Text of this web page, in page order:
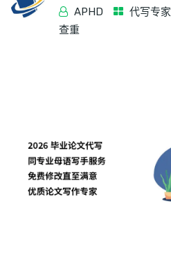
APHD
代写专家
查重